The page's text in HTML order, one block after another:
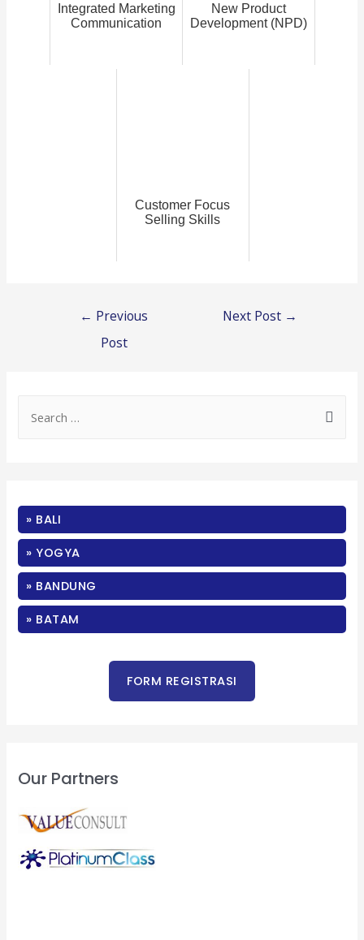
Integrated Marketing
Communication
New Product
Development (NPD)
Customer Focus
Selling Skills
← Previous
Post
Next Post →
f
o
r
» BALI
» YOGYA
» BANDUNG
» BATAM
Our Partners